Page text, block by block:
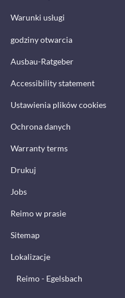
Warunki usługi
godziny otwarcia
Ausbau-Ratgeber
Accessibility statement
Ustawienia plików cookies
Ochrona danych
Warranty terms
Drukuj
Jobs
Reimo w prasie
Sitemap
Lokalizacje
Reimo - Egelsbach